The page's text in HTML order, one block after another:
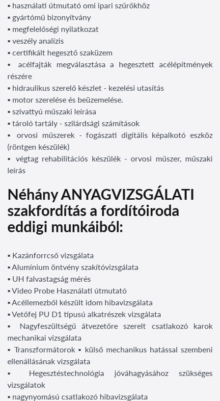
▪ használati útmutató omi ipari szűrőkhöz
▪ gyártómű bizonyítvány
▪ megfelelőségi nyilatkozat
▪ veszély analízis
▪ certifikált hegesztő szaküzem
▪ acélfajták megválasztása a hegesztett acélépítmények
részére
▪ hidraulikus szerelő készlet - kezelési utasítás
▪ motor szerelése és beüzemelése.
▪ szivattyú műszaki leírása
▪ tároló tartály - szilárdsági számítások
▪ orvosi műszerek - fogászati digitális képalkotó eszköz
(röntgen készülék)
▪ végtag rehabilitációs készülék - orvosi műszer, műszaki
leírás
Néhány ANYAGVIZSGÁLATI
szakfordítás a fordítóiroda
eddigi munkáiból:
▪ Kazánforrcső vizsgálata
▪ Alumínium öntvény szakítóvizsgálata
▪ UH falvastagság mérés
▪ Video Probe Használati útmutató
▪ Acéllemezből készült idom hibavizsgálata
▪ Vetőfej PU D1 típusú alkatrészek vizsgálata
▪ Nagyfeszültségű átvezetőre szerelt csatlakozó karok
mechanikai vizsgálata
▪ Transzformátorok ▪ külső mechanikus hatással szembeni
ellenállásának vizsgálata
▪ Hegesztéstechnológia jóváhagyásához szükséges
vizsgálatok
▪ nagynyomású csatlakozó hibavizsgálata